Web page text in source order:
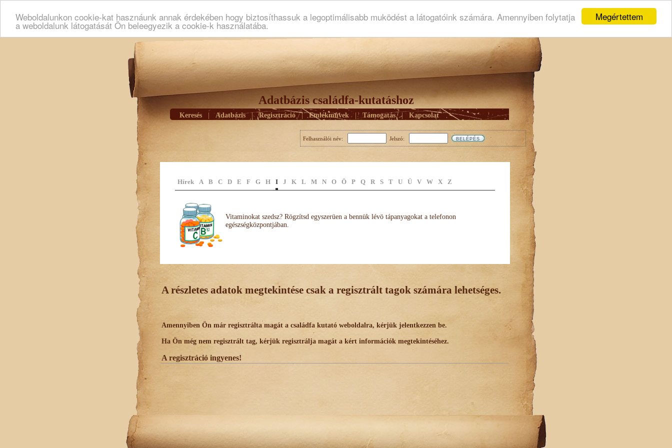
Megértettem
Weboldalunkon cookie-kat hasznáunk annak érdekében hogy biztosíthassuk a legoptimálisabb muködést a látogatóink számára. Amennyiben folytatja
a weboldalunk látogatását Ön beleegyezik a cookie-k használatába.
Adatbázis családfa-kutatáshoz
Keresés Adatbázis | Regisztráció | Emlékmûvek | Támogatás | Kapcsolat
Felhasználói név: Jelszó:
Hírek A B C D E F G H I J K L M N O Ö P Q R S T U Ü V W X Z
Vitaminokat szedsz? Rögzítsd egyszerüen a bennük lévö tápanyagokat a telefonon
egészségközpontjában.
A részletes adatok megtekintése csak a regisztrált tagok számára lehetséges.
Amennyiben Ön már regisztrálta magát a családfa kutató weboldalra, kérjük jelentkezzen be.
Ha Ön még nem regisztrált tag, kérjük regisztrálja magát a kért információk megtekintéséhez.
A regisztráció ingyenes!